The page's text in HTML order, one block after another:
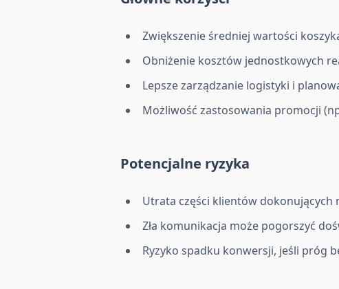
Zwiększenie średniej wartości
Obniżenie kosztów jednostkowych
Lepsze zarządzanie logistyki i
Możliwość zastosowania promocji
Potencjalne ryzyka
Utrata części klientów dokonujących
Zła komunikacja może pogorszyć
Ryzyko spadku konwersji, jeśli próg